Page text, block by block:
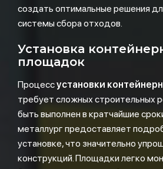
создать оптимальные решения
системы сбора отходов.
Установка
площадок
Процессустановки
требует сложных строительных
быть выполнен в кратчайшие
металлург предоставляет
установке, что значительно
конструкций. Площадки легко